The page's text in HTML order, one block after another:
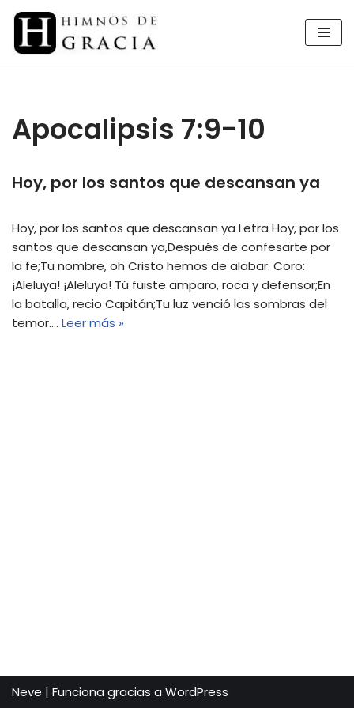
Saltar
Apocalipsis 7:9-10
Hoy, por los santos que descansan ya
Hoy, por los santos que descansan ya Letra Hoy, por los
santos que descansan ya,Después de confesarte por
la fe;Tu nombre, oh Cristo hemos de alabar. Coro:
¡Aleluya! ¡Aleluya! Tú fuiste amparo, roca y defensor;En
la batalla, recio Capitán;Tu luz venció las sombras del
temor.… Leer más »
Neve | Funciona gracias a WordPress